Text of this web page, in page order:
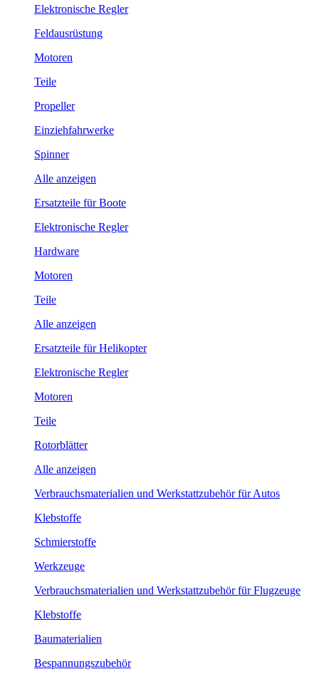
Elektronische Regler
Feldausrüstung
Motoren
Teile
Propeller
Einziehfahrwerke
Spinner
Alle anzeigen
Ersatzteile für Boote
Elektronische Regler
Hardware
Motoren
Teile
Alle anzeigen
Ersatzteile für Helikopter
Elektronische Regler
Motoren
Teile
Rotorblätter
Alle anzeigen
Verbrauchsmaterialien und Werkstattzubehör für Autos
Klebstoffe
Schmierstoffe
Werkzeuge
Verbrauchsmaterialien und Werkstattzubehör für Flugzeuge
Klebstoffe
Baumaterialien
Bespannungszubehör